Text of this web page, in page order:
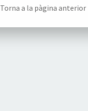
Torna a la pàgina anterior